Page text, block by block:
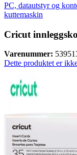
PC, datautstyr og
kuttemaskin
Cricut
Varenummer:
Dette produktet er